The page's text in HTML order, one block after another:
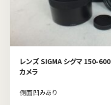
レンズ SIGMA シグマ 150-
カメラ
側面凹みあり